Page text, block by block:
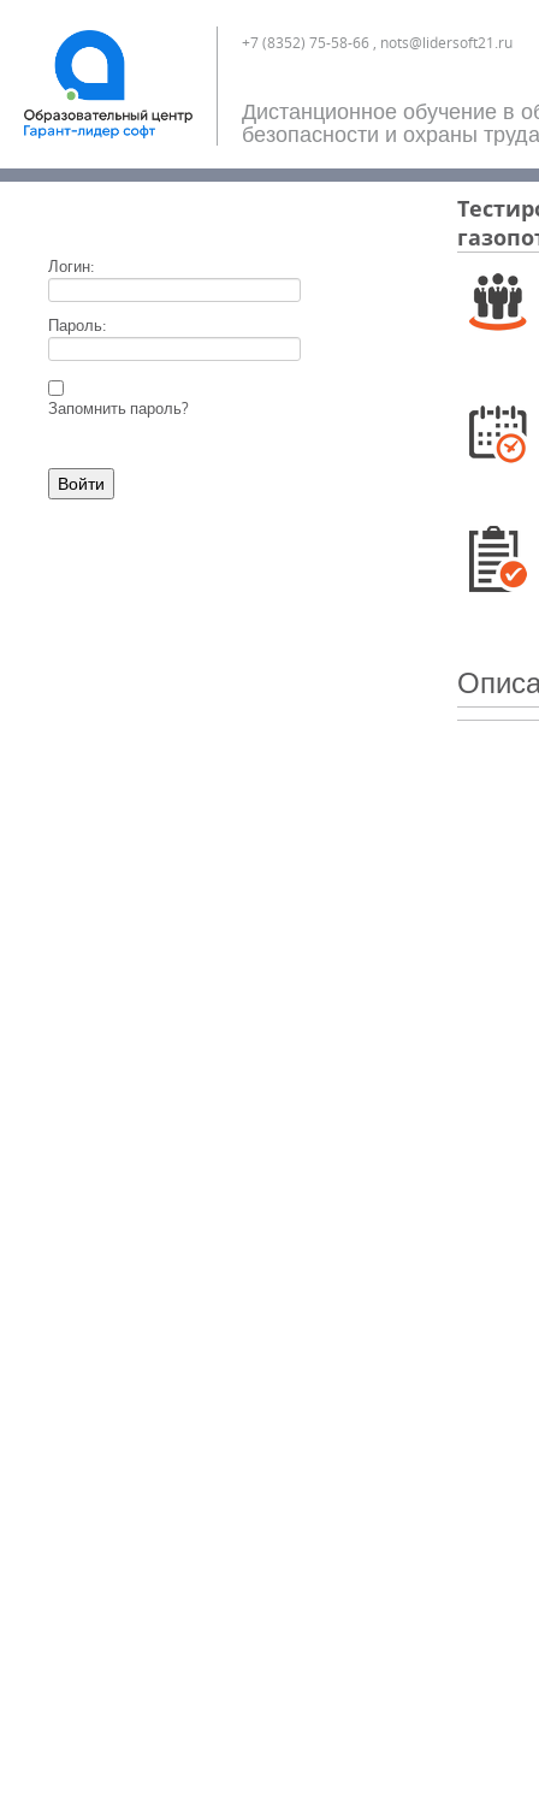
+7 (8352) 75-58-66 , nots@lidersoft21.ru
Дистанционное обучение в
безопасности и охраны
Логин:
Пароль:
Запомнить пароль?